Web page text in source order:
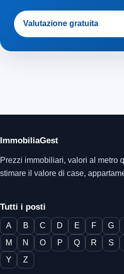
Valutazione gratuita
ImmobiliaGest
Prezzi immobiliari, valori al metro
stimare il valore di case,
Tutti i posti
A B C D E F G
M
N O P Q R S
Y
Z